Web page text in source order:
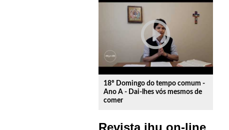
play_circle_outline
18º Domingo do tempo comum -
Ano A - Dai-lhes vós mesmos de
comer
Revista ihu on-line